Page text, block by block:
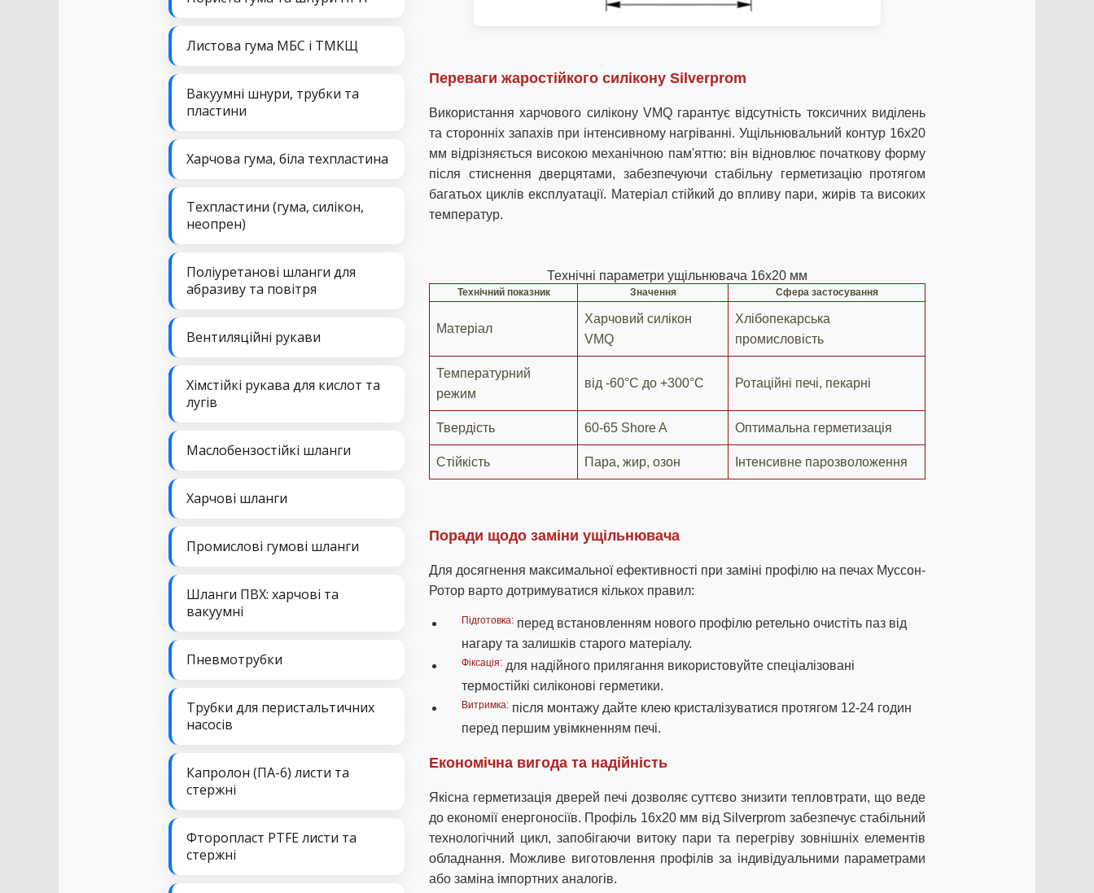
Листова гума МБС і ТМКЩ
Вакуумні шнури, трубки та
пластини
Харчова гума, біла техпластина
Техпластини (гума, силікон,
неопрен)
Поліуретанові шланги для
абразиву та повітря
Вентиляційні рукави
Хімстійкі рукава для кислот та
лугів
Маслобензостійкі шланги
Харчові шланги
Промислові гумові шланги
Шланги ПВХ: харчові та
вакуумні
Пневмотрубки
Трубки для перистальтичних
насосів
Капролон (ПА-6) листи та
стержні
Фторопласт PTFE листи та
стержні
Переваги жаростійкого силікону Silverprom
Використання харчового силікону VMQ гарантує відсутність токсичних виділень
та сторонніх запахів при інтенсивному нагріванні. Ущільнювальний контур 16х20
мм відрізняється високою механічною пам'яттю: він відновлює початкову форму
після стиснення дверцятами, забезпечуючи стабільну герметизацію протягом
багатьох циклів експлуатації. Матеріал стійкий до впливу пари, жирів та високих
температур.
Технічні параметри ущільнювача 16х20 мм
Технічний показник Значення Сфера застосування
Матеріал
Харчовий силікон
VMQ
Хлібопекарська
промисловість
Температурний
режим
від -60°C до +300°C Ротаційні печі, пекарні
Твердість 60-65 Shore A Оптимальна герметизація
Стійкість Пара, жир, озон Інтенсивне парозволоження
Поради щодо заміни ущільнювача
Для досягнення максимальної ефективності при заміні профілю на печах Муссон-
Ротор варто дотримуватися кількох правил:
Підготовка: перед встановленням нового профілю ретельно очистіть паз від
нагару та залишків старого матеріалу.
Фіксація: для надійного прилягання використовуйте спеціалізовані
термостійкі силіконові герметики.
Витримка: після монтажу дайте клею кристалізуватися протягом 12-24 годин
перед першим увімкненням печі.
Економічна вигода та надійність
Якісна герметизація дверей печі дозволяє суттєво знизити тепловтрати, що веде
до економії енергоносіїв. Профіль 16х20 мм від Silverprom забезпечує стабільний
технологічний цикл, запобігаючи витоку пари та перегріву зовнішніх елементів
обладнання. Можливе виготовлення профілів за індивідуальними параметрами
або заміна імпортних аналогів.